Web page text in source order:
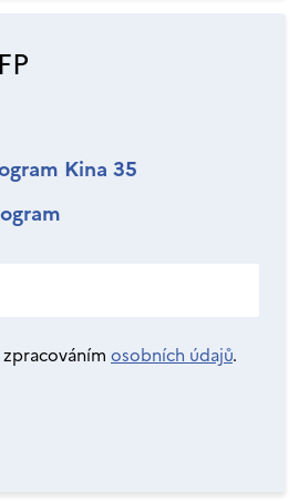
Kina 35
osobních údajů.